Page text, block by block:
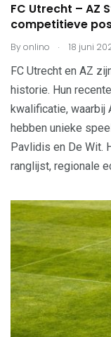
FC Utrecht – AZ
competitieve
Byonlino . 18 juni
FC Utrecht en AZ
historie. Hun
kwalificatie, waarbij
hebben unieke
Pavlidis en De Wit.
ranglijst, regionale